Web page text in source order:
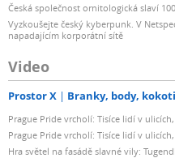
Česká společnost ornitologická slaví
Vyzkoušejte český kyberpunk. V
napadajícím korporátní sítě
Video
Prostor X Branky, body, kokoti
Prague Pride vrcholí: Tisíce lidí v
Prague Pride vrcholí: Tisíce lidí v
Hra světel na fasádě slavné vily: